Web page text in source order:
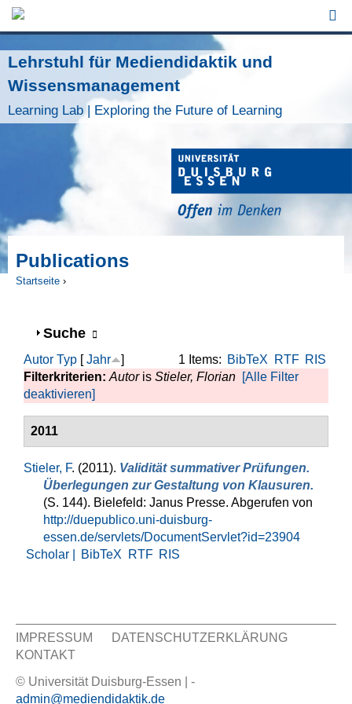
Jump to Navigation
Lehrstuhl für Mediendidaktik und
Wissensmanagement
Learning Lab | Exploring the Future of Learning
Publications
Startseite ›
Anzeigen
Suche
1 Items: BibTeX RTF RIS
Autor Typ [Jahr
]
Filterkriterien: Autoris Stieler, Florian [Alle Filter
deaktivieren]
2011
Stieler, F. (2011). Validität summativer Prüfungen.
Überlegungen zur Gestaltung von Klausuren.
(S. 144). Bielefeld: Janus Presse. Abgerufen von
http://duepublico.uni-duisburg-
essen.de/servlets/DocumentServlet?id=23904
Scholar |
BibTeX RTF RIS
Sekundär Menü
IMPRESSUM
DATENSCHUTZERKLÄRUNG
KONTAKT
© Universität Duisburg-Essen | -
admin@mediendidaktik.de